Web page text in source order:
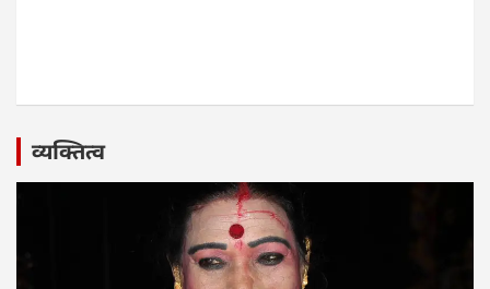
व्यक्तित्व